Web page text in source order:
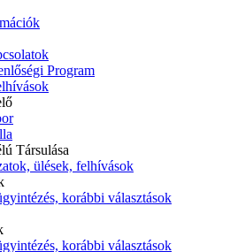
Program
Társulása
ülések, felhívások
korábbi választások
korábbi választások